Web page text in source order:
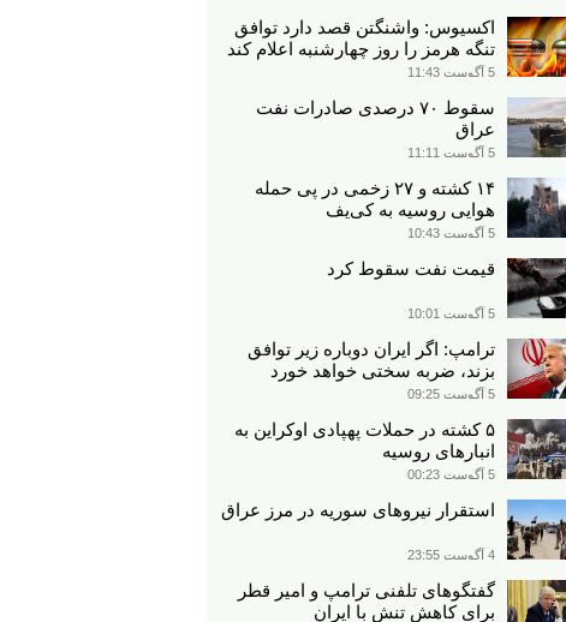
اکسیوس: واشنگتن قصد دارد توافق
تنگه هرمز را روز چهارشنبه اعلام کند
5 آگوست 11:43
سقوط ۷۰ درصدی صادرات نفت
عراق
5 آگوست 11:11
۱۴ کشته و ۲۷ زخمی در پی حمله
هوایی روسیه به کی‌یف
5 آگوست 10:43
قیمت نفت سقوط کرد
5 آگوست 10:01
ترامپ: اگر ایران دوباره زیر توافق
بزند، ضربه سختی خواهد خورد
5 آگوست 09:25
۵ کشته در حملات پهپادی اوکراین به
انبارهای روسیه
5 آگوست 00:23
استقرار نیروهای سوریه در مرز عراق
4 آگوست 23:55
گفتگوهای تلفنی ترامپ و امیر قطر
برای کاهش تنش با ایران​